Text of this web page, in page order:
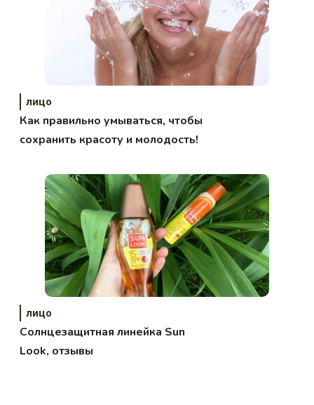
лицо
Как правильно умываться, чтобы
сохранить красоту и молодость!
лицо
Солнцезащитная линейка Sun
Look, отзывы